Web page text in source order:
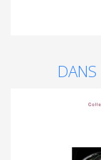
DANS